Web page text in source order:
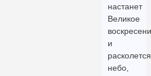
настанет
Великое
и
расколется
небо,